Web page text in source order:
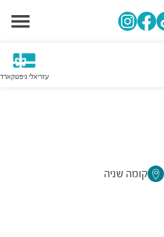
עזריאלי גיפטקארד
קומה שניה